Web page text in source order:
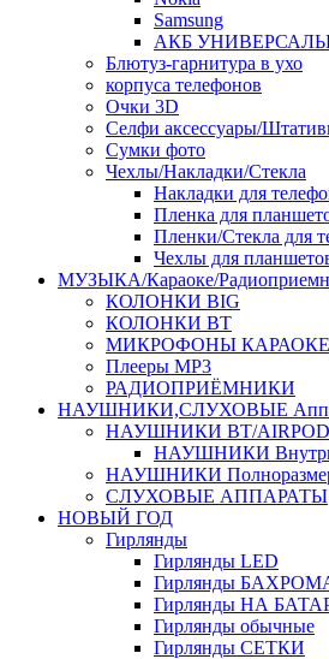
Samsung
АКБ
Блютуз-гарнитура в ухо
корпуса телефонов
Очки 3D
Селфи аксессуары/
Сумки фото
Чехлы/Накладки/Стекла
Накладки для
Пленка для
Пленки/Стекла для
Чехлы для
МУЗЫКА/Караоке/
КОЛОНКИ BIG
КОЛОНКИ BT
МИКРОФОНЫ КАРАОКЕ
Плееры MP3
РАДИОПРИЁМНИКИ
НАУШНИКИ,СЛУХОВЫЕ
НАУШНИКИ BT/
НАУШНИКИ
НАУШНИКИ
СЛУХОВЫЕ АППАРАТЫ
НОВЫЙ ГОД
Гирлянды
Гирлянды LED
Гирлянды
Гирлянды НА
Гирлянды обычные
Гирлянды СЕТКИ